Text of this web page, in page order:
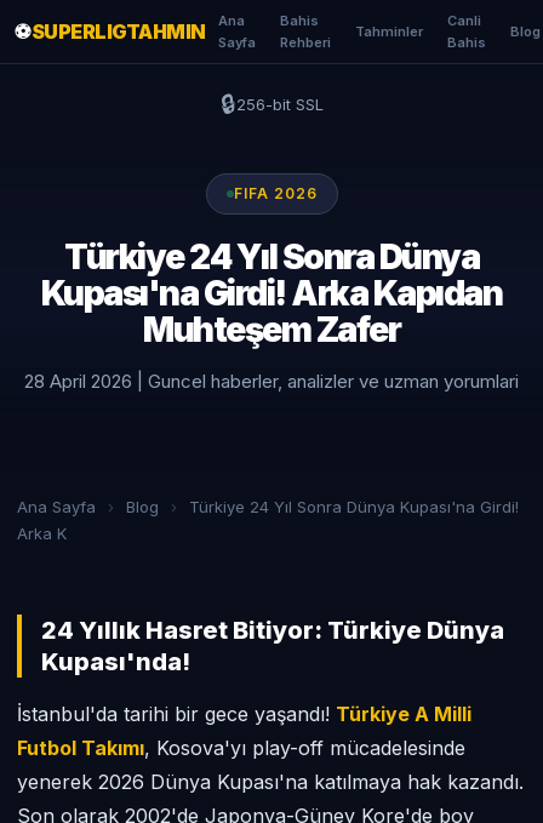
⚽SUPERLIGTAHMIN
Ana
Sayfa
Bahis
Rehberi
Tahminler
Canli
Bahis
Blog
🔒256-bit SSL
FIFA 2026
Türkiye 24 Yıl Sonra Dünya
Kupası'na Girdi! Arka Kapıdan
Muhteşem Zafer
28 April 2026 | Guncel haberler, analizler ve uzman yorumlari
Ana Sayfa › Blog ›
Türkiye 24 Yıl Sonra Dünya Kupası'na Girdi!
Arka K
24 Yıllık Hasret Bitiyor: Türkiye Dünya
Kupası'nda!
İstanbul'da tarihi bir gece yaşandı! Türkiye A Milli
Futbol Takımı, Kosova'yı play-off mücadelesinde
yenerek 2026 Dünya Kupası'na katılmaya hak kazandı.
Son olarak 2002'de Japonya-Güney Kore'de boy